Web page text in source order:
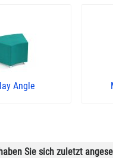
Angle
Sie sich zuletzt